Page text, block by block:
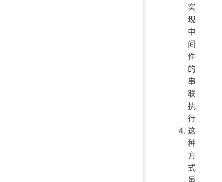
实
现
中
间
件
的
串
联
执
行
这
种
方
式